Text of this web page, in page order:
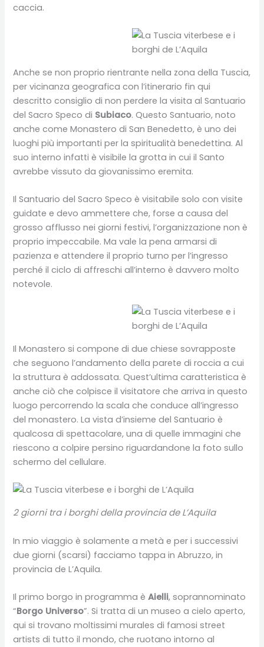
caccia.
Anche se non proprio rientrante nella zona della Tuscia,
per vicinanza geografica con l’itinerario fin qui
descritto consiglio di non perdere la visita al Santuario
del Sacro Speco di Subiaco. Questo Santuario, noto
anche come Monastero di San Benedetto, è uno dei
luoghi più importanti per la spiritualità benedettina. Al
suo interno infatti è visibile la grotta in cui il Santo
avrebbe vissuto da giovanissimo eremita.
Il Santuario del Sacro Speco è visitabile solo con visite
guidate e devo ammettere che, forse a causa del
grosso afflusso nei giorni festivi, l’organizzazione non è
proprio impeccabile. Ma vale la pena armarsi di
pazienza e attendere il proprio turno per l’ingresso
perché il ciclo di affreschi all’interno è davvero molto
notevole.
Il Monastero si compone di due chiese sovrapposte
che seguono l’andamento della parete di roccia a cui
la struttura è addossata. Quest’ultima caratteristica è
anche ciò che colpisce il visitatore che arriva in questo
luogo percorrendo la scala che conduce all’ingresso
del monastero. La vista d’insieme del Santuario è
qualcosa di spettacolare, una di quelle immagini che
riescono a colpire persino riguardandone la foto sullo
schermo del cellulare.
2 giorni tra i borghi della provincia de L’Aquila
In mio viaggio è solamente a metà e per i successivi
due giorni (scarsi) facciamo tappa in Abruzzo, in
provincia de L’Aquila.
Il primo borgo in programma èAielli, soprannominato
“Borgo Universo”. Si tratta di un museo a cielo aperto,
qui si trovano moltissimi murales di famosi street
artists di tutto il mondo, che ruotano intorno al